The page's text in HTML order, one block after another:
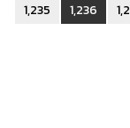
1,235
1,236